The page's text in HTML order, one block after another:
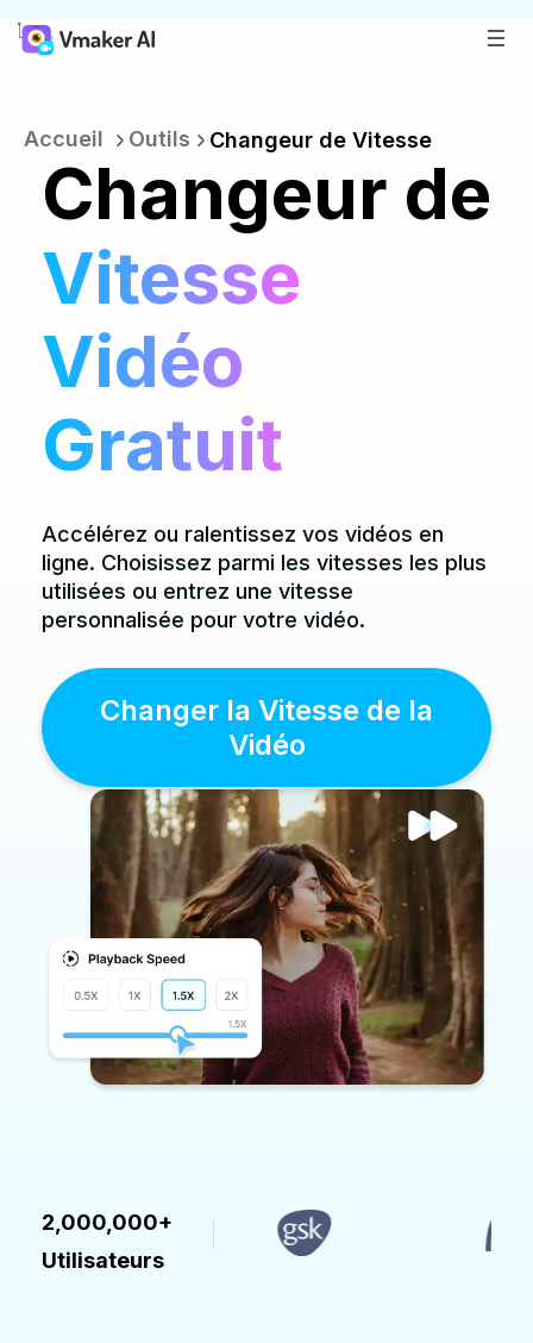
Accueil Outils Changeur de Vitesse
Changeur de
Vitesse
Vidéo
Gratuit
Accélérez ou ralentissez vos vidéos en
ligne. Choisissez parmi les vitesses les plus
utilisées ou entrez une vitesse
personnalisée pour votre vidéo.
Changer la Vitesse de la
Vidéo
2,000,000+
Utilisateurs